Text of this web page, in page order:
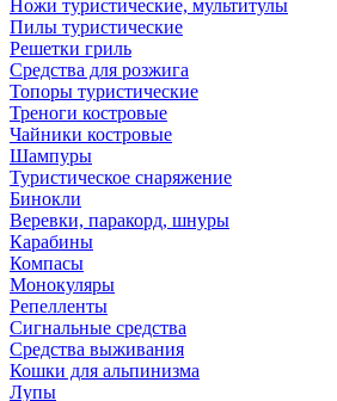
Ножи туристические, мультитулы
Пилы туристические
Решетки гриль
Средства для розжига
Топоры туристические
Треноги костровые
Чайники костровые
Шампуры
Туристическое снаряжение
Бинокли
Веревки, паракорд, шнуры
Карабины
Компасы
Монокуляры
Репелленты
Сигнальные средства
Средства выживания
Кошки для альпинизма
Лупы